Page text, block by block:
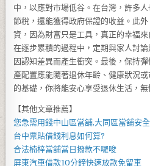
中，以應對市場低谷。在台灣，許多
節稅，還能獲得政府保證的收益。此
資，因為財富只是工具，真正的幸福
在逐步累積的過程中，定期與家人討
因認知差異而產生衝突。最後，保持
產配置應能隨著退休年齡、健康狀況
的基礎，你將能安心享受退休生活，無
【其他文章推薦】
您急需用錢中山區當舖,大同區當舖安
台中票貼借錢利息如何算?
合法楠梓當舖當 日撥款不囉唆
屏東汽車借款10分鐘快速放款免留車